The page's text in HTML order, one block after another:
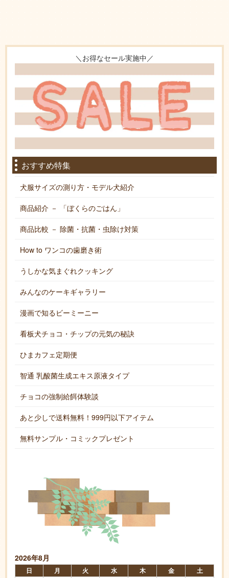
＼お得なセール実施中／
おすすめ特集
犬服サイズの測り方・モデル犬紹介
商品紹介 － 「ぼくらのごはん」
商品比較 － 除菌・抗菌・虫除け対策
How to ワンコの歯磨き術
うしかな気まぐれクッキング
みんなのケーキギャラリー
漫画で知るビーミーニー
看板犬チョコ・チップの元気の秘訣
ひまカフェ定期便
智通 乳酸菌生成エキス原液タイプ
チョコの強制給餌体験談
あと少しで送料無料！999円以下アイテム
無料サンプル・コミックプレゼント
2026年8月
日 月 火 水 木 金 土